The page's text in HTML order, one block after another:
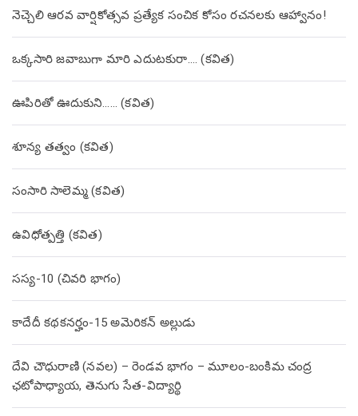
నెచ్చెలి ఆరవ వార్షికోత్సవ ప్రత్యేక సంచిక కోసం రచనలకు ఆహ్వానం!
ఒక్కసారి జవాబుగా మారి ఎదుటకురా…. (కవిత)
ఊపిరితో ఊదుకుని…… (కవిత)
శూన్య తత్వం (కవిత)
సంసారి సాలెమ్మ (కవిత)
ఉవిధోత్పత్తి (కవిత)
సస్య-10 (చివరి భాగం)
కాదేదీ కథకనర్హం-15 అమెరికన్ అల్లుడు
దేవి చౌధురాణి (నవల) – రెండవ భాగం – మూలం-బంకిమ చంద్ర
ఛటోపాధ్యాయ, తెనుగు సేత-విద్యార్థి